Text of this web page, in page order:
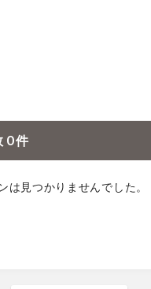
0 件
は見つかりませんでした。